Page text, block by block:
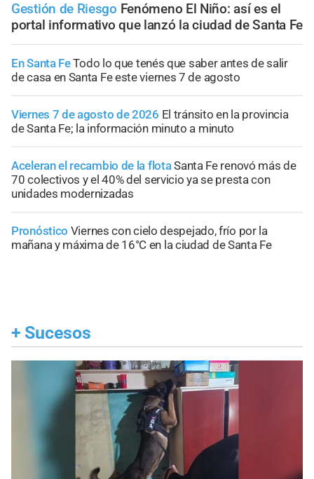
Gestión de Riesgo Fenómeno El Niño: así es el
portal informativo que lanzó la ciudad de Santa Fe
En Santa FeTodo lo que tenés que saber antes de salir
de casa en Santa Fe este viernes 7 de agosto
Viernes 7 de agosto de 2026 El tránsito en la provincia
de Santa Fe; la información minuto a minuto
Aceleran el recambio de la flotaSanta Fe renovó más de
70 colectivos y el 40% del servicio ya se presta con
unidades modernizadas
Pronóstico Viernes con cielo despejado, frío por la
mañana y máxima de 16°C en la ciudad de Santa Fe
+ Sucesos